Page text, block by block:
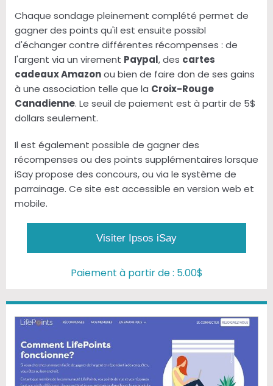
Chaque sondage pleinement complété permet de
gagner des points qu'il est ensuite possibl
d'échanger contre différentes récompenses : de
l'argent via un virement Paypal, des cartes
cadeaux Amazonou bien de faire don de ses gains
à une association telle que la Croix-Rouge
Canadienne. Le seuil de paiement est à partir de 5$
dollars seulement.
Il est également possible de gagner des
récompenses ou des points supplémentaires lorsque
iSay propose des concours, ou via le système de
parrainage. Ce site est accessible en version web et
mobile.
Visiter Ipsos iSay
Paiement à partir de : 5.00$